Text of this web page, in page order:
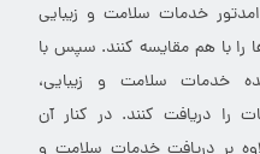
خدمات سلامت و زیبایی
را با هم مقایسه کنند. سپس با
خدمات سلامت و زیبایی،
را دریافت کنند. در کنار آن